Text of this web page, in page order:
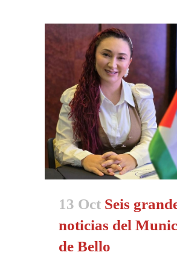
13 Oct Seis
noticias del
de Bello